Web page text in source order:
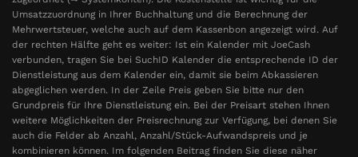
Umsatzzuordnung in Ihrer Buchhaltung und die Berechnung der
Mehrwertsteuer, welche auch auf dem Kassenbon angezeigt wird. Auf
der rechten Hälfte geht es weiter: Ist ein Kalender mit JoeCash
verbunden, tragen Sie bei SuchID Kalender die entsprechende ID der
Dienstleistung aus dem Kalender ein, damit sie beim Abkassieren
abgeglichen werden. In der Zeile Preis geben Sie bitte nur den
Grundpreis für Ihre Dienstleistung ein. Bei der Preisart stehen Ihnen
weitere Möglichkeiten der Preisrechnung zur Verfügung, bei denen Sie
auch die Felder ab Anzahl, Anzahl/Stück-Aufwandspreis und je
kombinieren können. Im folgenden Beitrag finden Sie diese näher